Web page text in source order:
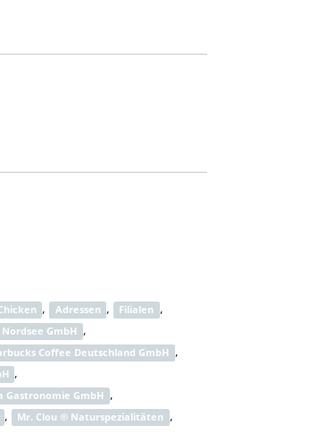
, Adressen , Filialen ,
Nordsee GmbH ,
Coffee Deutschland GmbH ,
,
Gastronomie GmbH ,
, Mr. Clou ® Naturspezialitäten ,